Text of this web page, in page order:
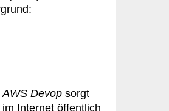
AWS Devop sorgt
Internet öffentlich